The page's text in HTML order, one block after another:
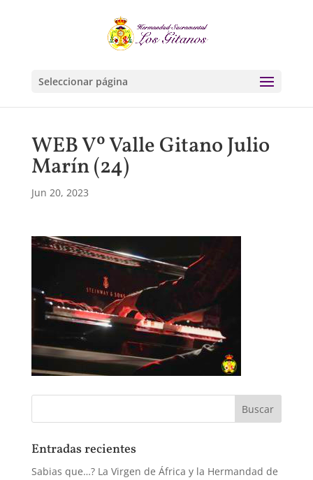
Seleccionar página
WEB Vº Valle Gitano Julio
Marín (24)
Jun 20, 2023
Entradas recientes
Sabias que…? La Virgen de África y la Hermandad de